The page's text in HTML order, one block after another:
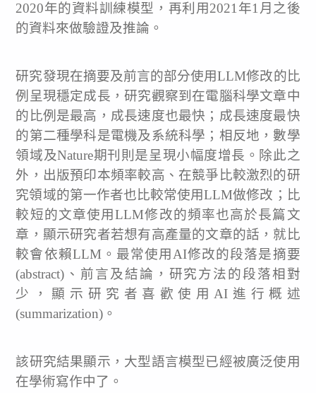
2020年的資料訓練模型，再利用2021年1月之後
的資料來做驗證及推論。
研究發現在摘要及前言的部分使用LLM修改的比
例呈現穩定成長，研究觀察到在電腦科學文章中
的比例是最高，成長速度也最快；成長速度最快
的第二種學科是電機及系統科學；相反地，數學
領域及Nature期刊則是呈現小幅度增長。除此之
外，出版預印本頻率較高、在競爭比較激烈的研
究領域的第一作者也比較常使用LLM做修改；比
較短的文章使用LLM修改的頻率也高於長篇文
章，顯示研究者若想有高產量的文章的話，就比
較會依賴LLM。最常使用AI修改的段落是摘要
(abstract)、前言及結論，研究方法的段落相對
少，顯示研究者喜歡使用AI進行概述
(summarization)。
該研究結果顯示，大型語言模型已經被廣泛使用
在學術寫作中了。